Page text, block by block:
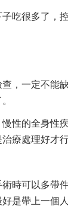
吃很多了，
，一定不能
性的全身性
療處理好才行
時可以多帶
是帶上一個